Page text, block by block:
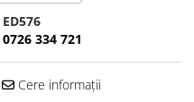
ED576
0726 334 721
Cere informații